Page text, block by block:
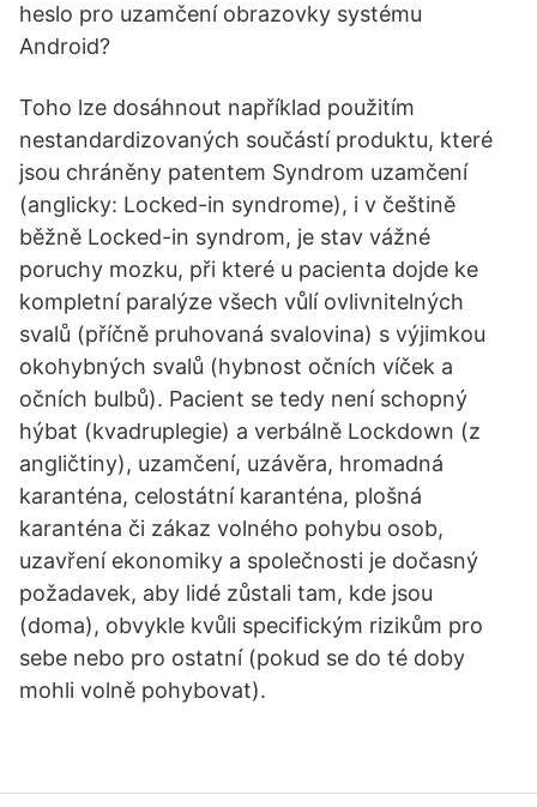
heslo pro uzamčení obrazovky systému
Android?
Toho lze dosáhnout například použitím
nestandardizovaných součástí produktu, které
jsou chráněny patentem Syndrom uzamčení
(anglicky: Locked-in syndrome), i v češtině
běžně Locked-in syndrom, je stav vážné
poruchy mozku, při které u pacienta dojde ke
kompletní paralýze všech vůlí ovlivnitelných
svalů (příčně pruhovaná svalovina) s výjimkou
okohybných svalů (hybnost očních víček a
očních bulbů). Pacient se tedy není schopný
hýbat (kvadruplegie) a verbálně Lockdown (z
angličtiny), uzamčení, uzávěra, hromadná
karanténa, celostátní karanténa, plošná
karanténa či zákaz volného pohybu osob,
uzavření ekonomiky a společnosti je dočasný
požadavek, aby lidé zůstali tam, kde jsou
(doma), obvykle kvůli specifickým rizikům pro
sebe nebo pro ostatní (pokud se do té doby
mohli volně pohybovat).